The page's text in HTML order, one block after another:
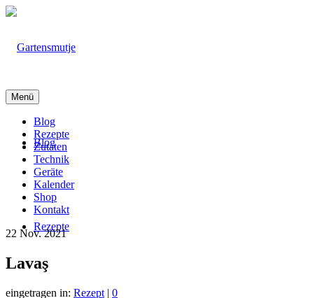
Blog
Rezepte
Menü
Blog
Rezepte
Zutaten
Technik
Geräte
Kalender
Shop
Kontakt
22 Nov. 2021
Lavaş
eingetragen in: Rezept | 0